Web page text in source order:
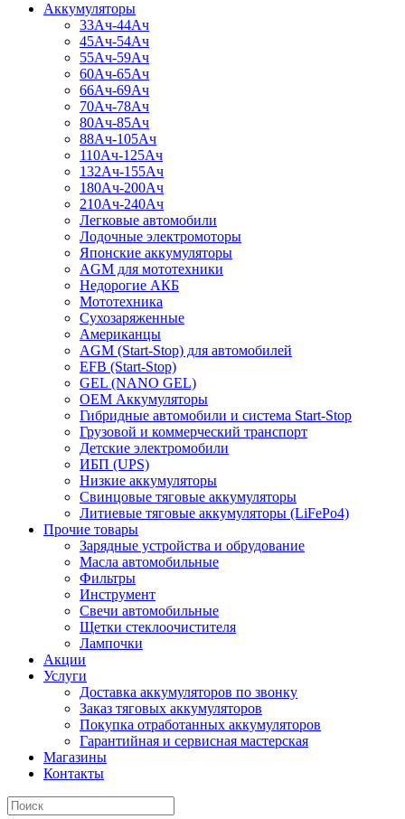
Аккумуляторы
33Ач-44Ач
45Ач-54Ач
55Ач-59Ач
60Ач-65Ач
66Ач-69Ач
70Ач-78Ач
80Ач-85Ач
88Ач-105Ач
110Ач-125Ач
132Ач-155Ач
180Ач-200Ач
210Ач-240Ач
Легковые автомобили
Лодочные электромоторы
Японские аккумуляторы
AGM для мототехники
Недорогие АКБ
Мототехника
Сухозаряженные
Американцы
AGM (Start-Stop) для автомобилей
EFB (Start-Stop)
GEL (NANO GEL)
OEM Аккумуляторы
Гибридные автомобили и система Start-Stop
Грузовой и коммерческий транспорт
Детские электромобили
ИБП (UPS)
Низкие аккумуляторы
Свинцовые тяговые аккумуляторы
Литиевые тяговые аккумуляторы (LiFePo4)
Прочие товары
Зарядные устройства и обрудование
Масла автомобильные
Фильтры
Инструмент
Свечи автомобильные
Щетки стеклоочистителя
Лампочки
Акции
Услуги
Доставка аккумуляторов по звонку
Заказ тяговых аккумуляторов
Покупка отработанных аккумуляторов
Гарантийная и сервисная мастерская
Магазины
Контакты